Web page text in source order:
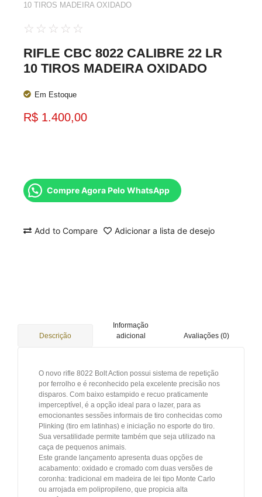
10 TIROS MADEIRA OXIDADO
☆ ☆ ☆ ☆ ☆
RIFLE CBC 8022 CALIBRE 22 LR
10 TIROS MADEIRA OXIDADO
Em Estoque
R$ 1.400,00
Compre Agora Pelo WhatsApp
Add to Compare Adicionar a lista de desejo
Descrição
Informação
adicional
Avaliações (0)
O novo rifle 8022 Bolt Action possui sistema de repetição
por ferrolho e é reconhecido pela excelente precisão nos
disparos. Com baixo estampido e recuo praticamente
imperceptível, é a opção ideal para o lazer, para as
emocionantes sessões informais de tiro conhecidas como
Plinking (tiro em latinhas) e iniciação no esporte do tiro.
Sua versatilidade permite também que seja utilizado na
caça de pequenos animais.
Este grande lançamento apresenta duas opções de
acabamento: oxidado e cromado com duas versões de
coronha: tradicional em madeira de lei tipo Monte Carlo
ou arrojada em polipropileno, que propicia alta